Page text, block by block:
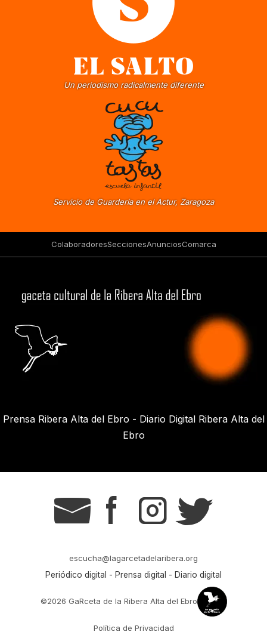
Un periodismo radicalmente diferente
Servicio de Guardería en el Actur, Zaragoza
ColaboradoresSeccionesAnunciosComarca
Prensa Ribera Alta del Ebro - Diario Digital Ribera Alta del
Ebro
g s t r
escucha@lagarcetadelaribera.org
Periódico digital - Prensa digital - Diario digital
©2026 GaRceta de la Ribera Alta del Ebro
Política de Privacidad